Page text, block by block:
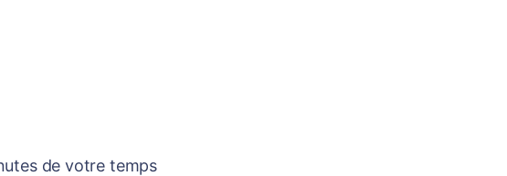
de votre temps